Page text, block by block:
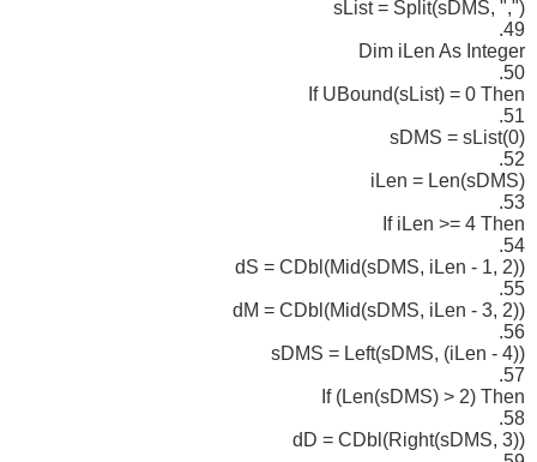
sList = Split(sDMS, ",")
49.
Dim iLen As Integer
50.
If UBound(sList) = 0 Then
51.
sDMS = sList(0)
52.
iLen = Len(sDMS)
53.
If iLen >= 4 Then
54.
dS = CDbl(Mid(sDMS, iLen - 1, 2))
55.
dM = CDbl(Mid(sDMS, iLen - 3, 2))
56.
sDMS = Left(sDMS, (iLen - 4))
57.
If (Len(sDMS) > 2) Then
58.
dD = CDbl(Right(sDMS, 3))